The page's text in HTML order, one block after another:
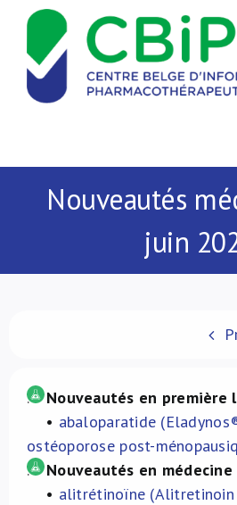
Passer
contenu
Actualités
À propos de nous
NL
Nouveautés
juin
.
Nouveautés en première
• abaloparatide
ostéoporose post-
.
Nouveautés en
• alitrétinoïne